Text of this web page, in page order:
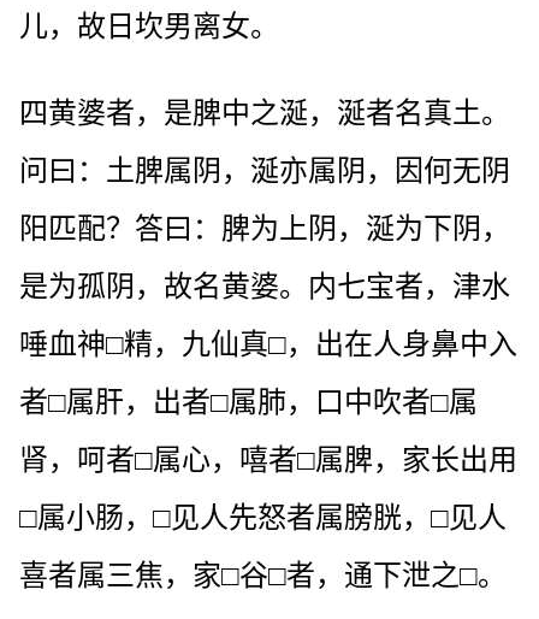
儿，故日坎男离女。
四黄婆者，是脾中之涎，涎者名真土。
问曰：土脾属阴，涎亦属阴，因何无阴
阳匹配？答曰：脾为上阴，涎为下阴，
是为孤阴，故名黄婆。内七宝者，津水
唾血神□精，九仙真□，出在人身鼻中入
者□属肝，出者□属肺，口中吹者□属
肾，呵者□属心，嘻者□属脾，家长出用
□属小肠，□见人先怒者属膀胱，□见人
喜者属三焦，家□谷□者，通下泄之□。